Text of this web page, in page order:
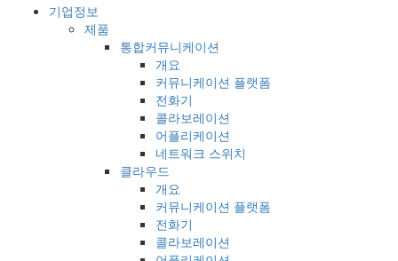
기업정보
제품
통합커뮤니케이션
개요
커뮤니케이션 플랫폼
전화기
콜라보레이션
어플리케이션
네트워크 스위치
클라우드
개요
커뮤니케이션 플랫폼
전화기
콜라보레이션